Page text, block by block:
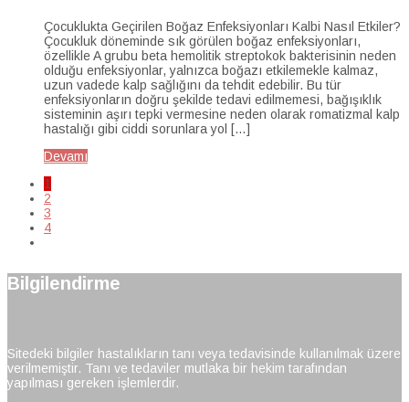
Çocuklukta Geçirilen Boğaz Enfeksiyonları Kalbi Nasıl Etkiler?
Çocukluk döneminde sık görülen boğaz enfeksiyonları,
özellikle A grubu beta hemolitik streptokok bakterisinin neden
olduğu enfeksiyonlar, yalnızca boğazı etkilemekle kalmaz,
uzun vadede kalp sağlığını da tehdit edebilir. Bu tür
enfeksiyonların doğru şekilde tedavi edilmemesi, bağışıklık
sisteminin aşırı tepki vermesine neden olarak romatizmal kalp
hastalığı gibi ciddi sorunlara yol […]
Devamı
1
2
3
4
Bilgilendirme
Sitedeki bilgiler hastalıkların tanı veya tedavisinde kullanılmak üzere
verilmemiştir. Tanı ve tedaviler mutlaka bir hekim tarafından
yapılması gereken işlemlerdir.